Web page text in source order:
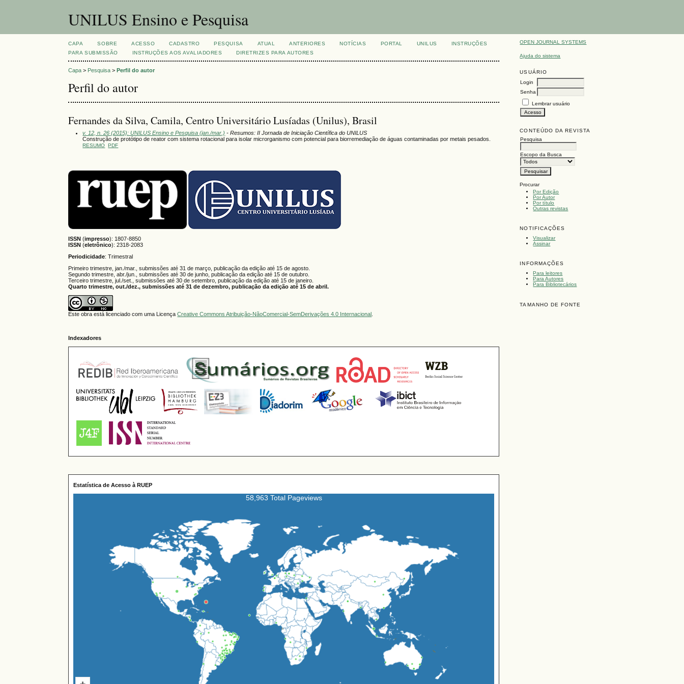
UNILUS Ensino e Pesquisa
OPEN JOURNAL SYSTEMS
Ajuda do sistema
USUÁRIO
Login
Senha
Lembrar usuário
CONTEÚDO DA REVISTA
Pesquisa
Escopo da Busca
Procurar
Por Edição
Por Autor
Por título
Outras revistas
NOTIFICAÇÕES
Visualizar
Assinar
INFORMAÇÕES
Para leitores
Para Autores
Para Bibliotecários
TAMANHO DE FONTE
CAPA SOBRE ACESSO CADASTRO PESQUISA ATUAL ANTERIORES NOTÍCIAS PORTAL UNILUS
INSTRUÇÕES
PARA SUBMISSÃO
INSTRUÇÕES AOS AVALIADORES DIRETRIZES PARA AUTORES
Capa > Pesquisa >Perfil do autor
Perfil do autor
Fernandes da Silva, Camila, Centro Universitário Lusíadas (Unilus), Brasil
v. 12, n. 26 (2015): UNILUS Ensino e Pesquisa (jan./mar.) - Resumos: II Jornada de Iniciação Científica do UNILUS
Construção de protótipo de reator com sistema rotacional para isolar microrganismo com potencial para biorremediação de águas contaminadas por metais pesados.
RESUMO PDF
ISSN (impresso): 1807-8850
ISSN (eletrônico):2318-2083
Periodicidade: Trimestral
Primeiro trimestre, jan./mar., submissões até 31 de março, publicação da edição até 15 de agosto.
Segundo trimestre, abr./jun., submissões até 30 de junho, publicação da edição até 15 de outubro.
Terceiro trimestre, jul./set., submissões até 30 de setembro, publicação da edição até 15 de janeiro.
Quarto trimestre, out./dez., submissões até 31 de dezembro, publicação da edição até 15 de abril.
Este obra está licenciado com uma LicençaCreative Commons Atribuição-NãoComercial-SemDerivações 4.0 Internacional
Indexadores
Estatística de Acesso à RUEP
58,963 Total Pageviews